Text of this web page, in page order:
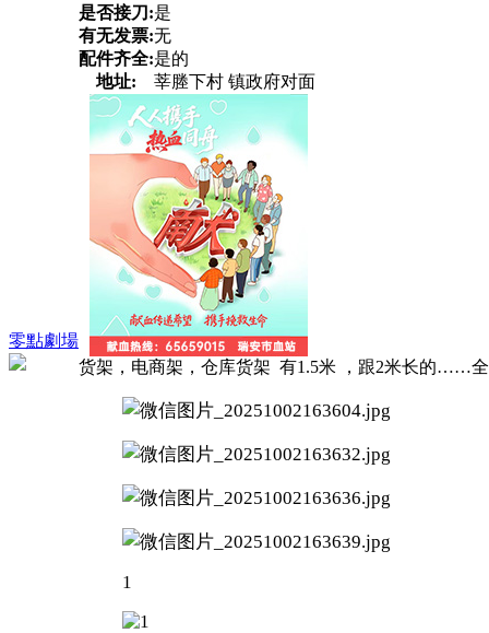
零點劇場
是否接刀:是
有无发票:无
配件齐全:是的
地址:
莘塍下村 镇政府对面
货架，电商架，仓库货架 有1.5米 ，跟2米长的……
1